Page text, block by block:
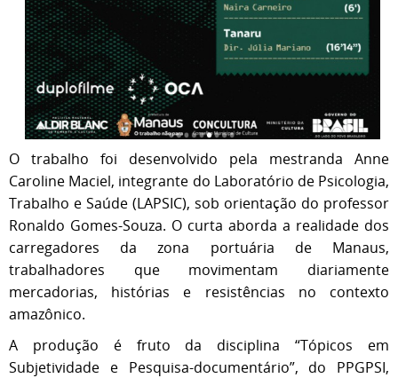
O trabalho foi desenvolvido pela mestranda Anne
Caroline Maciel, integrante do Laboratório de Psicologia,
Trabalho e Saúde (LAPSIC), sob orientação do professor
Ronaldo Gomes-Souza. O curta aborda a realidade dos
carregadores da zona portuária de Manaus,
trabalhadores que movimentam diariamente
mercadorias, histórias e resistências no contexto
amazônico.
A produção é fruto da disciplina “Tópicos em
Subjetividade e Pesquisa-documentário”, do PPGPSI,